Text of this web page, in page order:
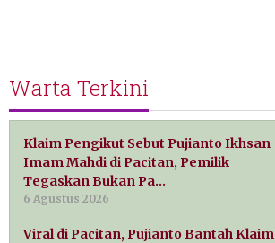
Warta Terkini
Klaim Pengikut Sebut Pujianto Ikhsan
Imam Mahdi di Pacitan, Pemilik
Tegaskan Bukan Pa…
6 Agustus 2026
Viral di Pacitan, Pujianto Bantah Klaim